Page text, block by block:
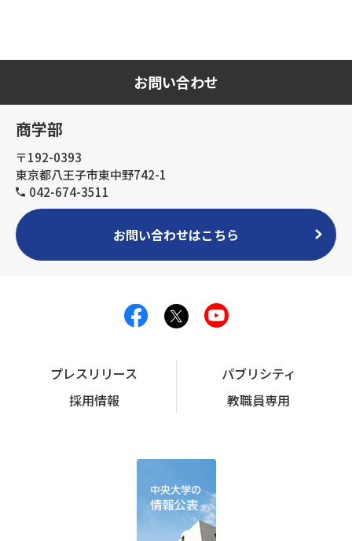
お問い合わせ
商学部
〒192-0393
東京都八王子市東中野742-1
042-674-3511
お問い合わせはこちら
プレスリリース
パブリシティ
採用情報
教職員専用